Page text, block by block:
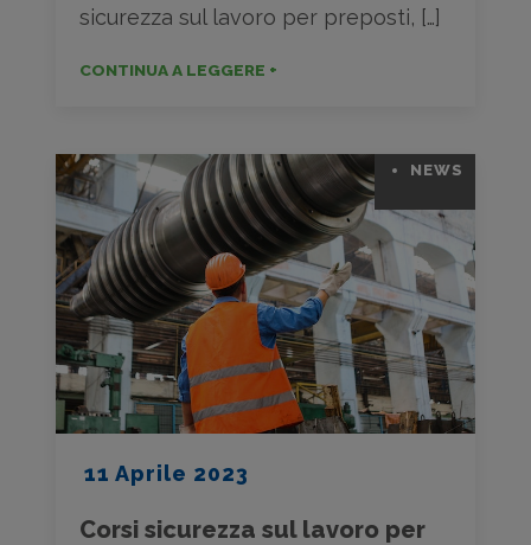
sicurezza sul lavoro per preposti, […]
CONTINUA A LEGGERE +
11 Aprile 2023
NEWS
Corsi sicurezza sul lavoro per